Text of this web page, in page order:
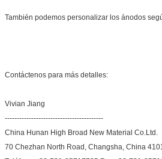
También podemos personalizar los ánodos
Contáctenos para más detalles:
Vivian Jiang
-----------------------------------------
China Hunan High Broad New Material Co.Ltd.
70 Chezhan North Road, Changsha, China